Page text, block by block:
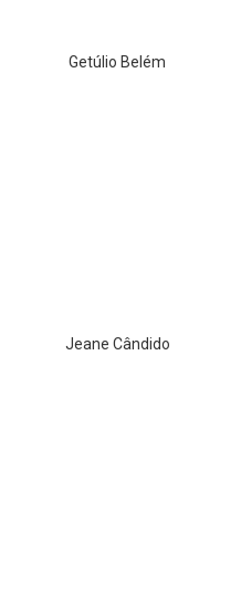
Getúlio Belém
Jeane Cândido